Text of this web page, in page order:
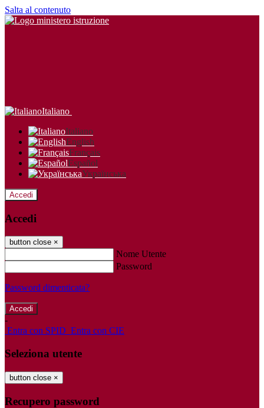
Salta al contenuto
Italiano
Italiano
English
Français
Español
Українська
Accedi
Accedi
button close ×
Nome Utente
Password
Password dimenticata?
-
Entra con SPID Entra con CIE
Seleziona utente
button close ×
Recupero password